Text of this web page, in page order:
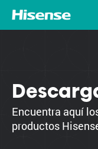
Encuentra aquí
productos